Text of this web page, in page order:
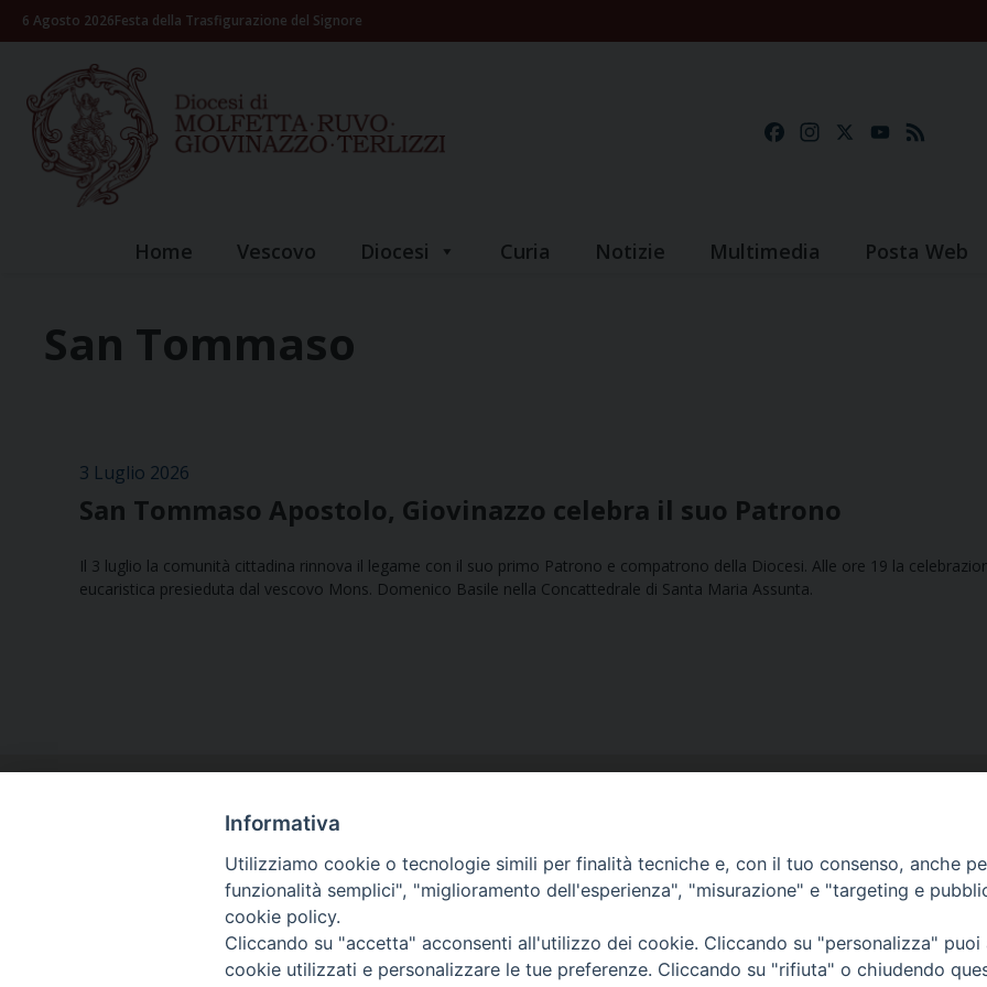
Skip6 Agosto 2026Festa della Trasfigurazione del Signore
FacebookInstagramYouTube
Home Vescovo Diocesi Curia Notizie Multimedia Posta Web
San Tommaso
3 Luglio 2026
San Tommaso Apostolo, Giovinazzo celebra il suo Patrono
Il 3 luglio la comunità cittadina rinnova il legame con il suo primo Patrono e compatrono della Diocesi. Alle ore 19 la
eucaristica presieduta dal vescovo Mons. Domenico Basile nella Concattedrale di Santa Maria Assunta.
Piazza Giovene 4 – 70056 Molfetta (BA)
Piazza Giovene 4 – 70056 Molfetta (BA)
Informativa
Utilizziamo cookie o tecnologie simili per finalità tecniche e, con il tuo consenso, anche
funzionalità semplici", "miglioramento dell'esperienza", "misurazione" e "targeting e
cookie policy.
Cliccando su "accetta" acconsenti all'utilizzo dei cookie. Cliccando su "personalizza"
cookie utilizzati e personalizzare le tue preferenze. Cliccando su "rifiuta" o chiudendo